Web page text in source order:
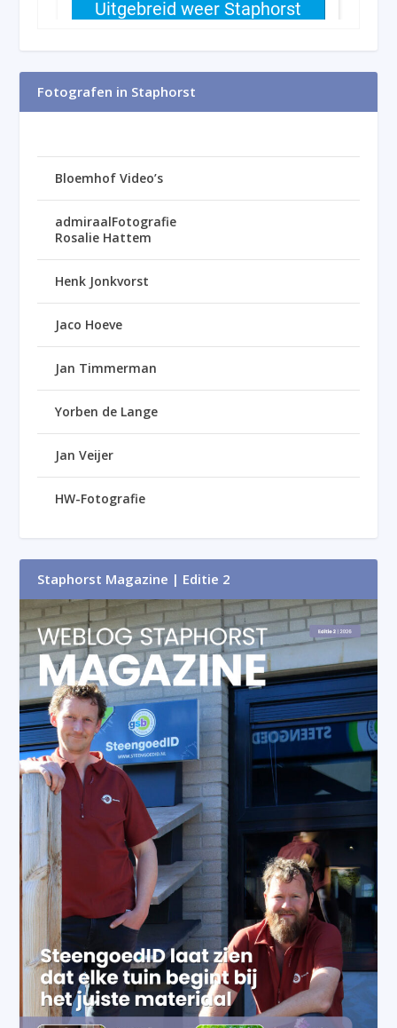
Fotografen in Staphorst
Bloemhof Video’s
admiraalFotografie
Rosalie Hattem
Henk Jonkvorst
Jaco Hoeve
Jan Timmerman
Yorben de Lange
Jan Veijer
HW-Fotografie
Staphorst Magazine | Editie 2